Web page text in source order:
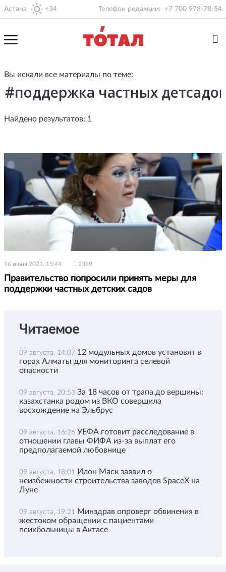
Астана +34 Телефон редакции: +7 700 978-78-54
Вы искали все материалы по теме:
Найдено результатов: 1
16 июня 2021, 15:44 2389
Правительство попросили принять меры для
поддержки частных детских садов
Читаемое
09 августа, 14:07 12 модульных домов установят в
горах Алматы для мониторинга селевой
опасности
09 августа, 20:53 За 18 часов от трапа до вершины:
казахстанка родом из ВКО совершила
восхождение на Эльбрус
09 августа, 16:26 УЕФА готовит расследование в
отношении главы ФИФА из-за выплат его
предполагаемой любовнице
09 августа, 18:01 Илон Маск заявил о
неизбежности строительства заводов SpaceX на
Луне
09 августа, 19:21 Минздрав опроверг обвинения в
жестоком обращении с пациентами
психбольницы в Актасе